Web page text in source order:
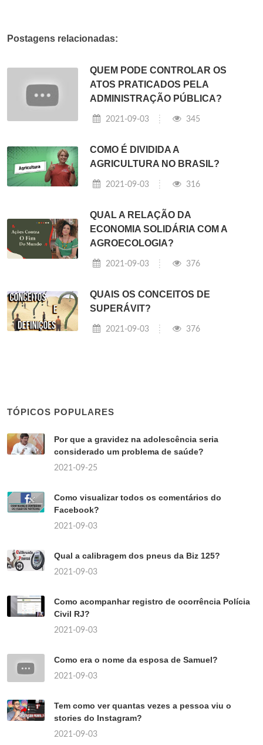
Postagens relacionadas:
QUEM PODE CONTROLAR OS
ATOS PRATICADOS PELA
ADMINISTRAÇÃO PÚBLICA?
2021-09-03 345
COMO É DIVIDIDA A
AGRICULTURA NO BRASIL?
2021-09-03 316
QUAL A RELAÇÃO DA
ECONOMIA SOLIDÁRIA COM A
AGROECOLOGIA?
2021-09-03 376
QUAIS OS CONCEITOS DE
SUPERÁVIT?
2021-09-03 376
TÓPICOS POPULARES
Por que a gravidez na adolescência seria
considerado um problema de saúde?
2021-09-25
Como visualizar todos os comentários do
Facebook?
2021-09-03
Qual a calibragem dos pneus da Biz 125?
2021-09-03
Como acompanhar registro de ocorrência Polícia
Civil RJ?
2021-09-03
Como era o nome da esposa de Samuel?
2021-09-03
Tem como ver quantas vezes a pessoa viu o
stories do Instagram?
2021-09-03